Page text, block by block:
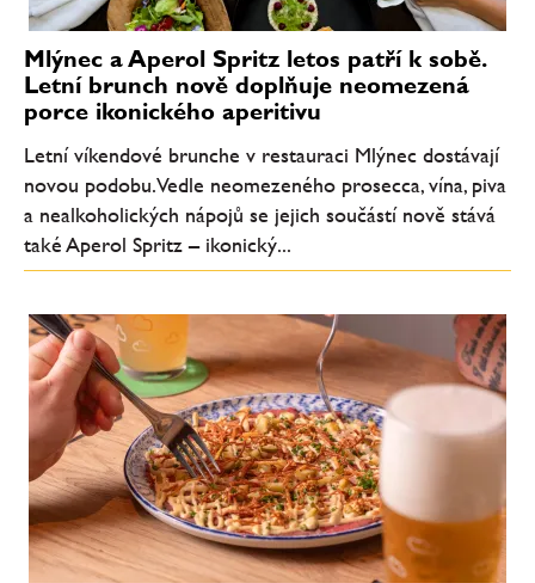
Mlýnec a Aperol Spritz letos patří k sobě.
Letní brunch nově doplňuje neomezená
porce ikonického aperitivu
Letní víkendové brunche v restauraci Mlýnec dostávají
novou podobu. Vedle neomezeného prosecca, vína, piva
a nealkoholických nápojů se jejich součástí nově stává
také Aperol Spritz – ikonický...